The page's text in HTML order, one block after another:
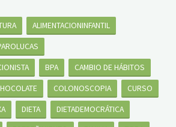
ALIMENTACIONINFANTIL
BPA
CAMBIO DE HÁBITOS
COLONOSCOPIA
CURSO
DIETA
DIETADEMOCRÁTICA